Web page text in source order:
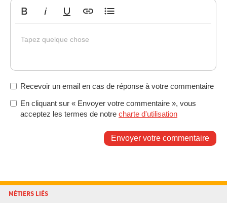
Tapez quelque chose
Recevoir un email en cas de réponse à votre commentaire
En cliquant sur « Envoyer votre commentaire », vous
acceptez les termes de notre charte d'utilisation
Envoyer votre commentaire
MÉTIERS LIÉS